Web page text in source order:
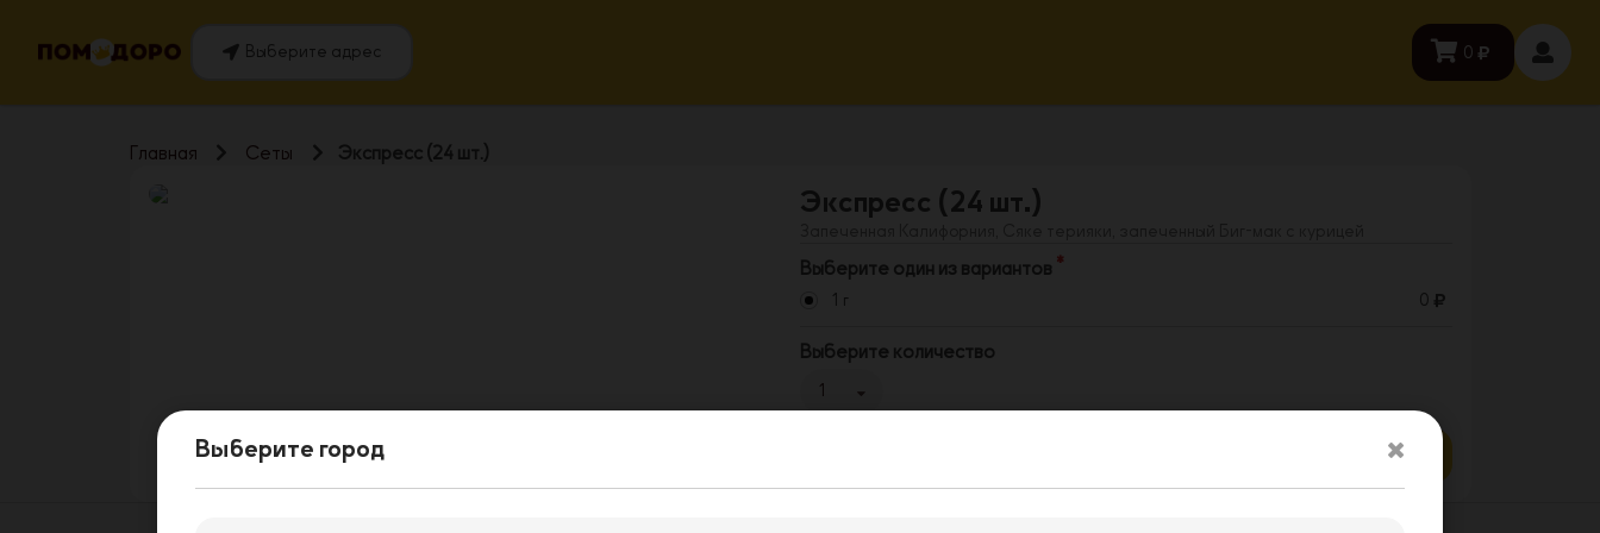
Выберите адрес 0
Главная Сеты Экспресс (24 шт.)
Экспресс (24 шт.)
Выберите один из вариантов
1 г 0
Выберите количество
1
Выберите город